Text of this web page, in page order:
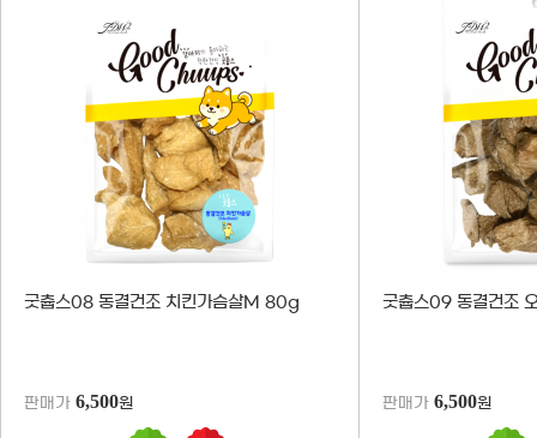
굿츕스08 동결건조 치킨가슴살M 80g
판매가 6,500원
굿츕스09 동결건조
판매가 6,500원